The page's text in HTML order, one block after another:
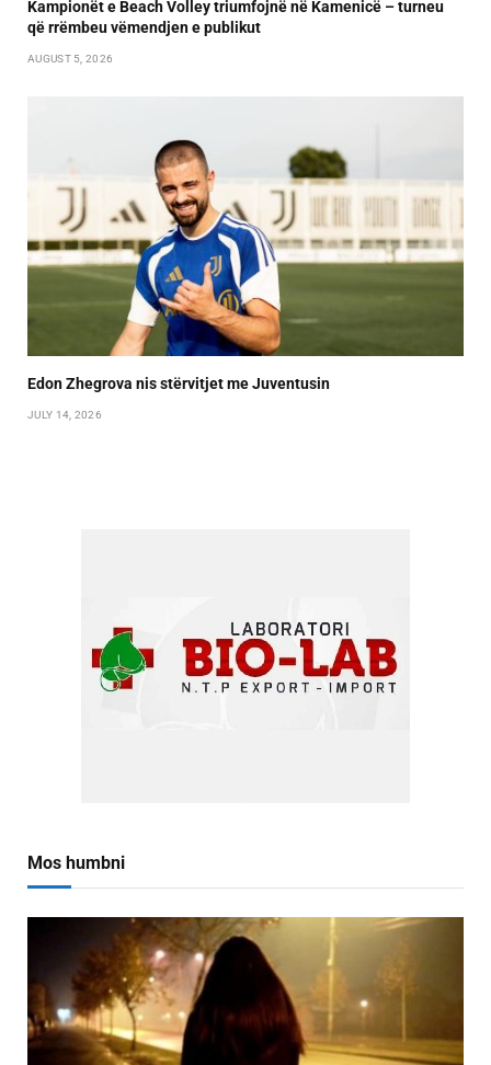
Kampionët e Beach Volley triumfojnë në Kamenicë – turneu
që rrëmbeu vëmendjen e publikut
AUGUST 5, 2026
Edon Zhegrova nis stërvitjet me Juventusin
JULY 14, 2026
Mos humbni